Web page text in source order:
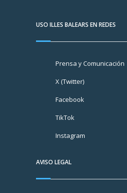
USO ILLES BALEARS EN REDES
Prensa y Comunicación
X (Twitter)
Facebook
TikTok
Instagram
AVISO LEGAL